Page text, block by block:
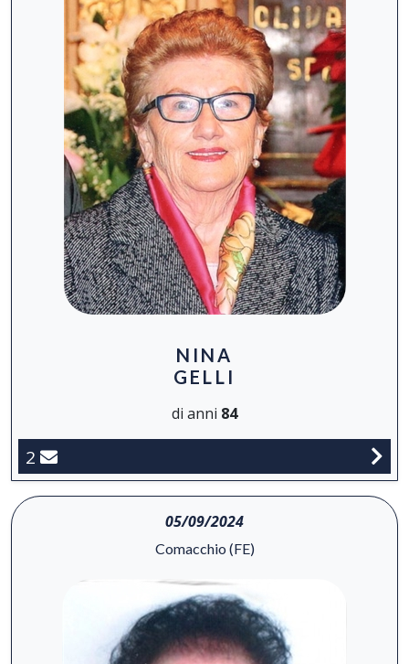
NINA
GELLI
di anni 84
2
05/09/2024
Comacchio (FE)